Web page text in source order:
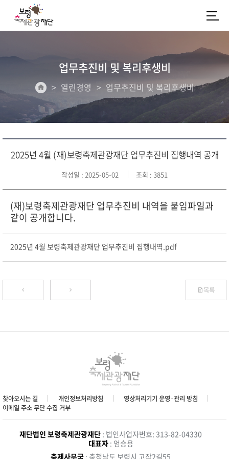
업무추진비 및 복리후생비
열린경영 업무추진비 및 복리후생비
2025년 4월 (재)보령축제관광재단 업무추진비 집행내역 공개
작성일 : 2025-05-02 조회 : 3851
(재)보령축제관광재단 업무추진비 내역을 붙임파일과
같이 공개합니다.
2025년 4월 보령축제관광재단 업무추진비 집행내역.pdf
목록
찾아오시는 길 개인정보처리방침
영상처리기기 운영·관리 방침
이메일 주소 무단 수집 거부
재단법인 보령축제관광재단 : 법인사업자번호: 313-82-04330
대표자: 엄승용
축제사무국 : 충청남도 보령시 고잠2길55